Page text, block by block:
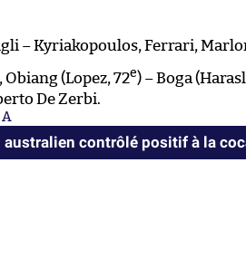
– Kyriakopoulos, Ferrari,
Obiang (Lopez, 72e) – Boga
De Zerbi.
australien contrôlé positif à la